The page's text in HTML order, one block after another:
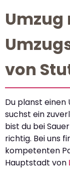
Umzug
von
Du planst einen
suchst ein
bist du bei
richtig. Bei uns
kompetenten
Hauptstadt von